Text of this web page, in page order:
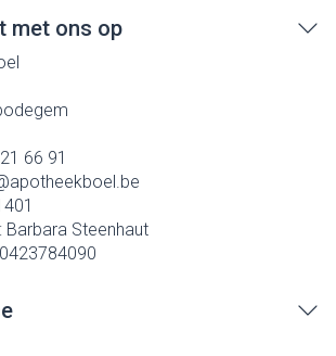
met ons op
66 91
apotheekboel.be
Barbara Steenhaut